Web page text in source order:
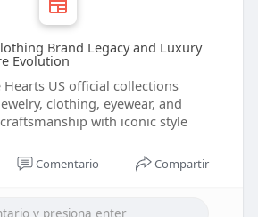
Brand Legacy and Luxury
Evolution
Hearts US official collections
clothing, eyewear, and
with iconic style
Comentario Compartir